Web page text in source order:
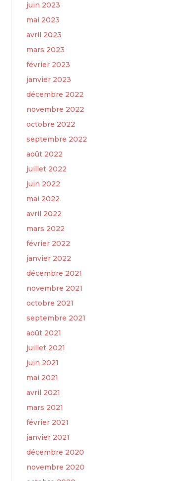
juin 2023
mai 2023
avril 2023
mars 2023
février 2023
janvier 2023
décembre 2022
novembre 2022
octobre 2022
septembre 2022
août 2022
juillet 2022
juin 2022
mai 2022
avril 2022
mars 2022
février 2022
janvier 2022
décembre 2021
novembre 2021
octobre 2021
septembre 2021
août 2021
juillet 2021
juin 2021
mai 2021
avril 2021
mars 2021
février 2021
janvier 2021
décembre 2020
novembre 2020